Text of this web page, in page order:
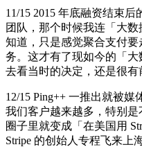
11/15 2015 年底融资结束
团队，那个时候我连「大
知道，只是感觉聚合支付
务。这才有了现如今的「
去看当时的决定，还是很有
12/15 Ping++ 一推出就被
我们客户越来越多，特别
圈子里就变成「在美国用
Stripe 的创始人专程飞来上